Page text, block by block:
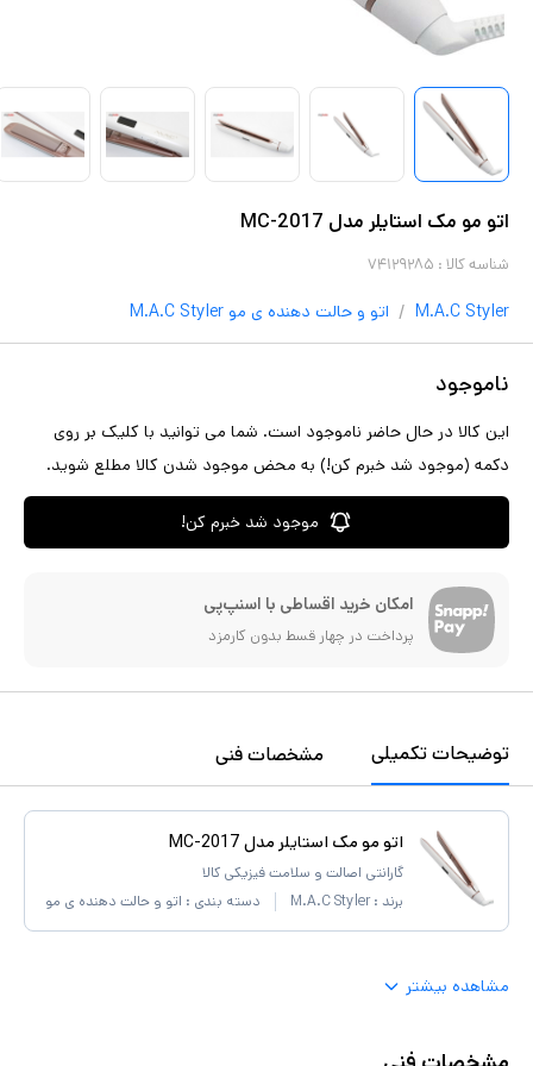
اتو مو مک استایلر مدل MC-2017
شناسه کالا : ۷۴۱۲۹۲۸۵
M.A.C Styler
/ اتو و حالت دهنده ی مو M.A.C Styler
ناموجود
این کالا در حال حاضر ناموجود است. شما می توانید با کلیک بر روی
دکمه (موجود شد خبرم کن!) به محض موجود شدن کالا مطلع شوید.
موجود شد خبرم کن!
امکان خرید اقساطی با اسنپ‌پی
پرداخت در چهار قسط بدون کارمزد
توضیحات تکمیلی مشخصات فنی
اتو مو مک استایلر مدل MC-2017
گارانتی اصالت و سلامت فیزیکی کالا
برند :M.A.C Styler دسته بندی : اتو و حالت دهنده ی مو
مشاهده بیشتر